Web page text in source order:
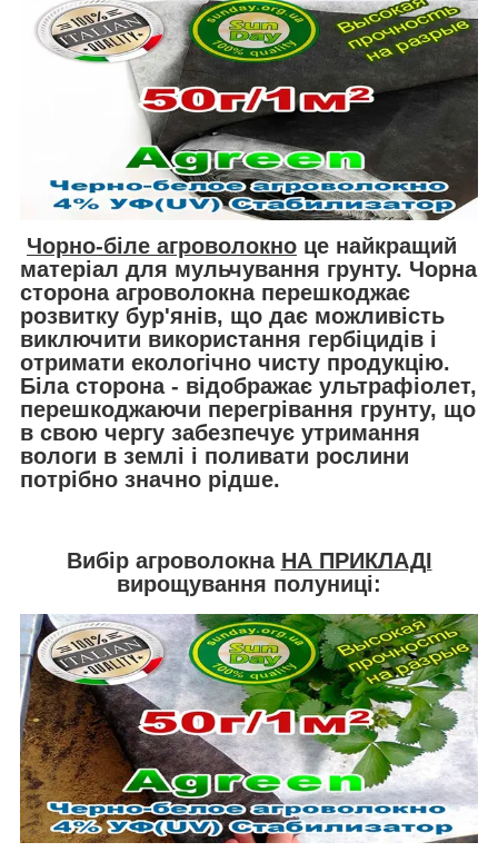
Чорно-біле агроволокно це найкращий
матеріал для мульчування грунту. Чорна
сторона агроволокна перешкоджає
розвитку бур'янів, що дає можливість
виключити використання гербіцидів і
отримати екологічно чисту продукцію.
Біла сторона - відображає ультрафіолет,
перешкоджаючи перегрівання грунту, що
в свою чергу забезпечує утримання
вологи в землі і поливати рослини
потрібно значно рідше.
Вибір агроволокна НА ПРИКЛАДІ
вирощування полуниці: